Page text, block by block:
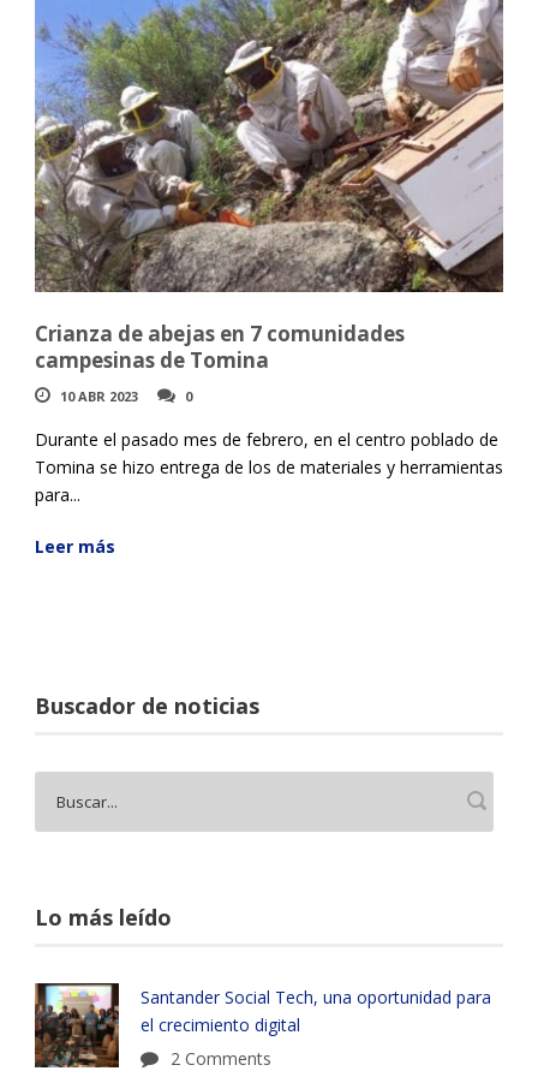
Crianza de abejas en 7 comunidades
campesinas de Tomina
10 ABR 2023 0
Durante el pasado mes de febrero, en el centro poblado de
Tomina se hizo entrega de los de materiales y herramientas
para...
Leer más
Buscador de noticias
Lo más leído
Santander Social Tech, una oportunidad para
el crecimiento digital
2 Comments